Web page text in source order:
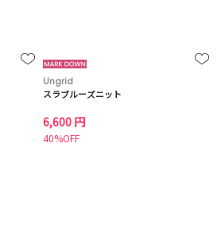
Ungrid
スラブルーズニット
6,600 円
40%OFF